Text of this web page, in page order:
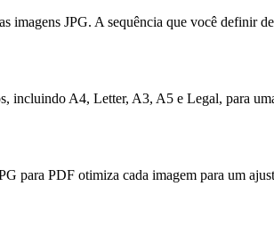
imagens JPG. A sequência que você definir
incluindo A4, Letter, A3, A5 e Legal, para
para PDF otimiza cada imagem para um